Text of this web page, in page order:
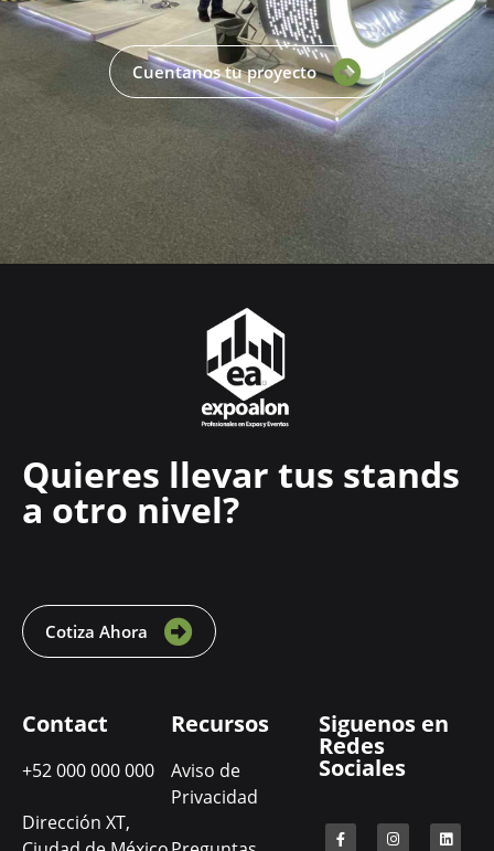
Cuentanos tu proyecto
Quieres llevar tus stands
a otro nivel?
Cotiza Ahora
Contact
+52 000 000 000
Dirección XT,
Recursos
Aviso de
Privacidad
Siguenos en
Redes
Sociales